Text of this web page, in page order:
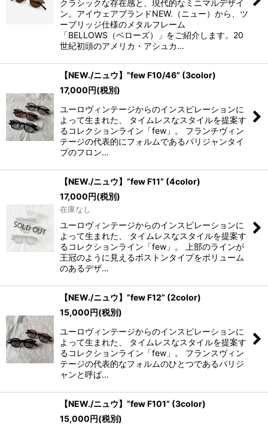
クラシックな存在感と、現代的なミニマルデザイ
ン。アイウェアブランドNEW.（ニュー）から、ツ
ーブリッジ仕様のメタルフレーム
「BELLOWS（ベローズ）」をご紹介します。20
世紀初頭のアメリカ・アシュカ…
【NEW./ニュウ】”few F10/46” (3color)
17,000円(税別)
ユーロヴィンテージからのインスピレーションに
よって生まれた、 タイムレスなスタイルを提案す
るコレクションライン「few」。 フランチヴィン
テージの代表的にフォルムであるパリジャンタイ
プのフロン…
【NEW./ニュウ】”few F11” (4color)
17,000円(税別)
在庫なし
ユーロヴィンテージからのインスピレーションに
よって生まれた、 タイムレスなスタイルを提案す
るコレクションライン「few」。 上部のラインが
王冠のように見えるボストンタイプをボリューム
のあるデザ…
【NEW./ニュウ】”few F12” (2color)
15,000円(税別)
ユーロヴィンテージからのインスピレーションに
よって生まれた、 タイムレスなスタイルを提案す
るコレクションライン「few」。 フランスヴィン
テージの代表的なフォルムのひとつであるパリジ
ャンと呼ば…
【NEW./ニュウ】”few F101” (3color)
15,000円(税別)